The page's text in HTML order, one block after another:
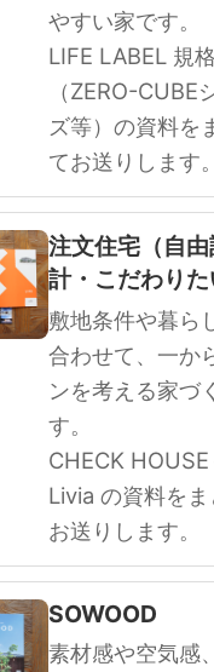
やすい家です。
LIFE LABEL 規
（ZERO-CUBE
ズ等）の資料を
てお送りします。
注文住宅（自
計・こだわりた
敷地条件や暮ら
合わせて、一か
ンを考える家づ
す。
CHECK HOUSE
Livia の資料をま
お送りします。
SOWOOD
素材感や空気感